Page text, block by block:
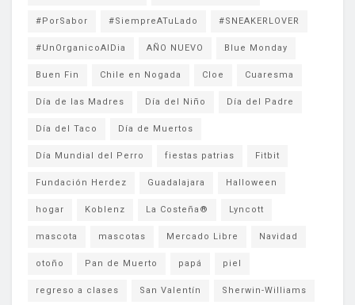
#PorSabor #SiempreATuLado #SNEAKERLOVER
#UnOrganicoAlDia AÑO NUEVO Blue Monday
Buen Fin Chile en Nogada Cloe Cuaresma
Día de las Madres Día del Niño Día del Padre
Día del Taco Día de Muertos
Día Mundial del Perro fiestas patrias Fitbit
Fundación Herdez Guadalajara Halloween
hogar Koblenz La Costeña® Lyncott
mascota mascotas Mercado Libre Navidad
otoño Pan de Muerto papá piel
regreso a clases San Valentín Sherwin-Williams